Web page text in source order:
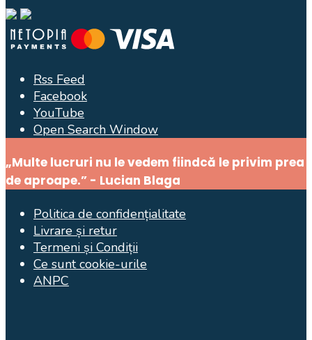
Rss Feed
Facebook
YouTube
Open Search Window
„Multe lucruri nu le vedem fiindcă le privim prea
de aproape.” - Lucian Blaga
Politica de confidențialitate
Livrare și retur
Termeni și Condiții
Ce sunt cookie-urile
ANPC